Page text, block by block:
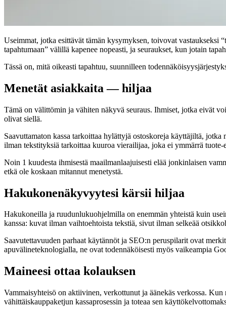
Useimmat, jotka esittävät tämän kysymyksen, toivovat vastaukseksi
tapahtumaan” välillä kapenee nopeasti, ja seuraukset, kun jotain
Tässä on, mitä oikeasti tapahtuu, suunnilleen
Menetät asiakkaita — hiljaa
Tämä on välittömin ja vähiten näkyvä seuraus. Ihmiset, jotka eivät
olivat siellä.
Saavuttamaton kassa tarkoittaa hylättyjä ostoskoreja käyttäjiltä,
ilman tekstityksiä tarkoittaa kuuroa vierailijaa, joka ei ymmärrä
Noin 1 kuudesta ihmisestä maailmanlaajuisesti elää jonkinlaisen
etkä ole koskaan mitannut menetystä.
Hakukonenäkyvyytesi kärsii hiljaa
Hakukoneilla ja ruudunlukuohjelmilla on enemmän yhteistä kuin
kanssa: kuvat ilman vaihtoehtoista tekstiä, sivut ilman selkeää
Saavutettavuuden parhaat käytännöt ja SEO:n peruspilarit ovat
apuvälineteknologialla, ne ovat todennäköisesti myös vaikeampia
Maineesi ottaa kolauksen
Vammaisyhteisö on aktiivinen, verkottunut ja äänekäs verkossa.
vähittäiskauppaketjun kassaprosessin ja toteaa sen